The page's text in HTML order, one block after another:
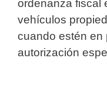
ordenanza fiscal
vehículos
cuando estén en
autorización